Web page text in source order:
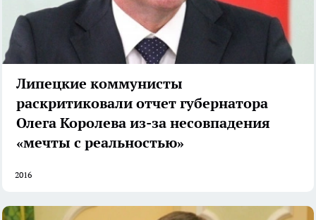
Липецкие коммунисты
раскритиковали отчет губернатора
Олега Королева из-за несовпадения
«мечты с реальностью»
2016